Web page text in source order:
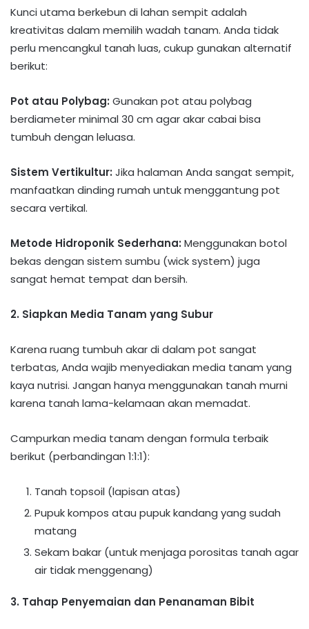
​Kunci utama berkebun di lahan sempit adalah
kreativitas dalam memilih wadah tanam. Anda tidak
perlu mencangkul tanah luas, cukup gunakan alternatif
berikut:​
​Pot atau Polybag: Gunakan pot atau polybag
berdiameter minimal 30 cm agar akar cabai bisa
tumbuh dengan leluasa.​
Sistem Vertikultur: Jika halaman Anda sangat sempit,
manfaatkan dinding rumah untuk menggantung pot
secara vertikal.​
Metode Hidroponik Sederhana: Menggunakan botol
bekas dengan sistem sumbu (wick system) juga
sangat hemat tempat dan bersih.
​2. Siapkan Media Tanam yang Subur
Karena ruang tumbuh akar di dalam pot sangat
terbatas, Anda wajib menyediakan media tanam yang
kaya nutrisi. Jangan hanya menggunakan tanah murni
karena tanah lama-kelamaan akan memadat.​
Campurkan media tanam dengan formula terbaik
berikut (perbandingan 1:1:1):
​Tanah topsoil (lapisan atas)
​Pupuk kompos atau pupuk kandang yang sudah
matang
​Sekam bakar (untuk menjaga porositas tanah agar
air tidak menggenang)
​3. Tahap Penyemaian dan Penanaman Bibit